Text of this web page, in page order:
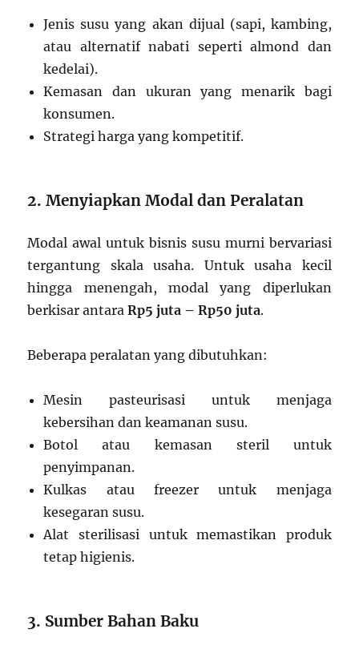
Jenis susu yang akan dijual (sapi, kambing,
atau alternatif nabati seperti almond dan
kedelai).
Kemasan dan ukuran yang menarik bagi
konsumen.
Strategi harga yang kompetitif.
2. Menyiapkan Modal dan Peralatan
Modal awal untuk bisnis susu murni bervariasi
tergantung skala usaha. Untuk usaha kecil
hingga menengah, modal yang diperlukan
berkisar antaraRp5 juta – Rp50 juta.
Beberapa peralatan yang dibutuhkan:
Mesin pasteurisasi untuk menjaga
kebersihan dan keamanan susu.
Botol atau kemasan steril untuk
penyimpanan.
Kulkas atau freezer untuk menjaga
kesegaran susu.
Alat sterilisasi untuk memastikan produk
tetap higienis.
3. Sumber Bahan Baku